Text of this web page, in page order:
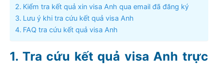
Kiểm tra kết quả xin visa Anh qua email đã đăng ký
Lưu ý khi tra cứu kết quả visa Anh
FAQ tra cứu kết quả visa Anh
Tra cứu kết quả visa Anh trực